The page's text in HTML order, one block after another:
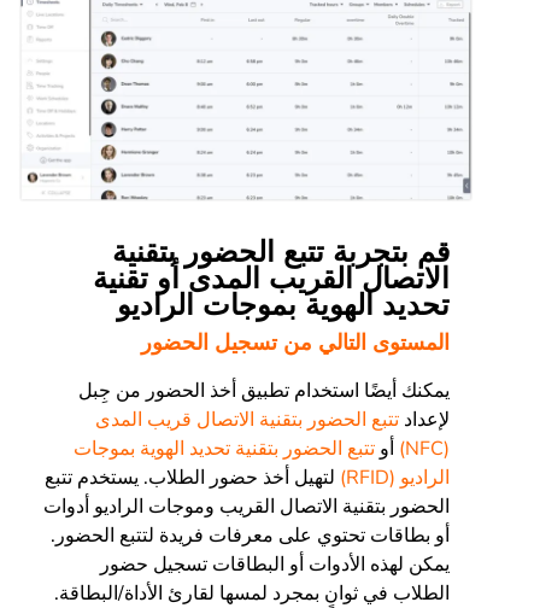
قم بتجربة تتبع الحضور بتقنية
الاتصال القريب المدى أو تقنية
تحديد الهوية بموجات الراديو
المستوى التالي من تسجيل الحضور
يمكنك أيضًا استخدام تطبيق أخذ الحضور من جِبل
لإعداد تتبع الحضور بتقنية الاتصال قريب المدى
(NFC)
أو تتبع الحضور بتقنية تحديد الهوية بموجات
الراديو (RFID)
لتهيل أخذ حضور الطلاب. يستخدم تتبع
الحضور بتقنية الاتصال القريب وموجات الراديو أدوات
أو بطاقات تحتوي على معرفات فريدة لتتبع الحضور.
يمكن لهذه الأدوات أو البطاقات تسجيل حضور
الطلاب في ثوانٍ بمجرد لمسها لقارئ الأداة/البطاقة.